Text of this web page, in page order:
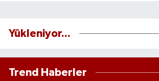
Yükleniyor...
Trend Haberler